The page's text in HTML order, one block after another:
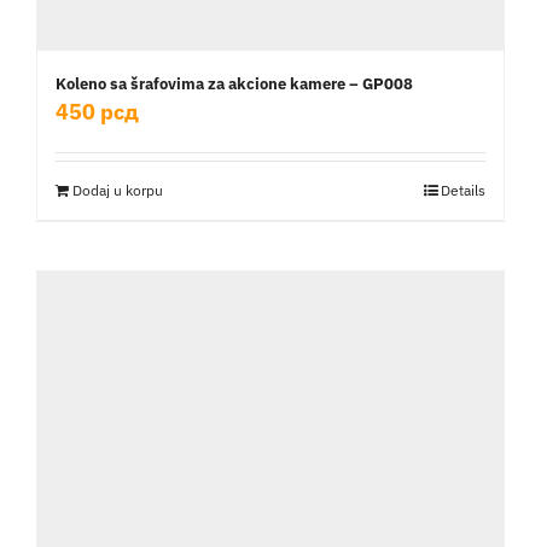
Koleno sa šrafovima za akcione kamere – GP008
450 рсд
Dodaj u korpu Details